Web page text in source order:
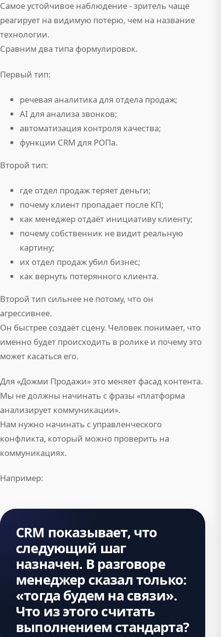
Самое устойчивое наблюдение - зритель чаще
реагирует на видимую потерю, чем на название
технологии.
Сравним два типа формулировок.
Первый тип:
речевая аналитика для отдела продаж;
AI для анализа звонков;
автоматизация контроля качества;
функции CRM для РОПа.
Второй тип:
где отдел продаж теряет деньги;
почему клиент пропадает после КП;
как менеджер отдаёт инициативу клиенту;
почему собственник не видит реальную
картину;
их отдел продаж убил бизнес;
как вернуть потерянного клиента.
Второй тип сильнее не потому, что он
агрессивнее.
Он быстрее создаёт сцену. Человек понимает, что
именно будет происходить в ролике и почему это
может касаться его.
Для «Дожми Продажи» это меняет фасад контента.
Мы не должны начинать с фразы «платформа
анализирует коммуникации».
Нам нужно начинать с управленческого
конфликта, который можно проверить на
коммуникациях.
Например:
CRM показывает, что
следующий шаг
назначен. В разговоре
менеджер сказал только:
«тогда будем на связи».
Что из этого считать
выполнением стандарта?